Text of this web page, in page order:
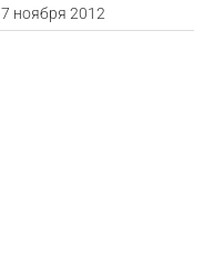
7 ноября 2012